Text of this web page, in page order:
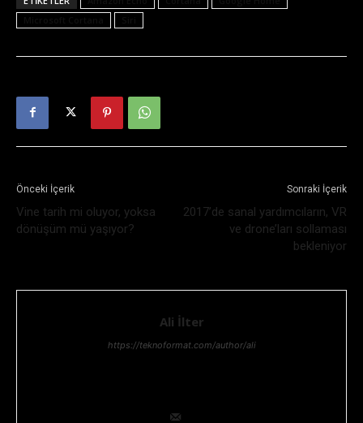
Önceki İçerik
Vine tarih mi oluyor, yoksa
dönüşüm mü yaşıyor?
Sonraki İçerik
2017’de sanal yardımcıların, VR
ve drone’ları sollaması
bekleniyor
Ali İlter
https://teknoformat.com/author/ali